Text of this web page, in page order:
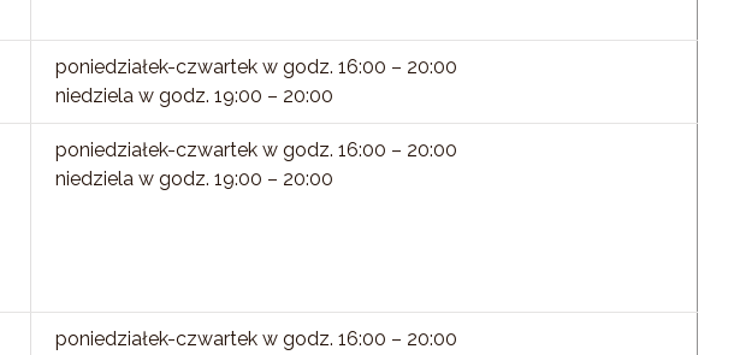
poniedziałek-czwartek w godz. 16:00 – 20:00
niedziela w godz. 19:00 – 20:00
poniedziałek-czwartek w godz. 16:00 – 20:00
niedziela w godz. 19:00 – 20:00
poniedziałek-czwartek w godz. 16:00 – 20:00